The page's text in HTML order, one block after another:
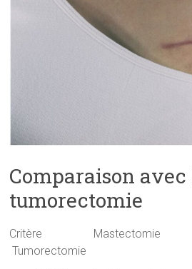
Comparaison avec
tumorectomie
Critère
Tumorectomie